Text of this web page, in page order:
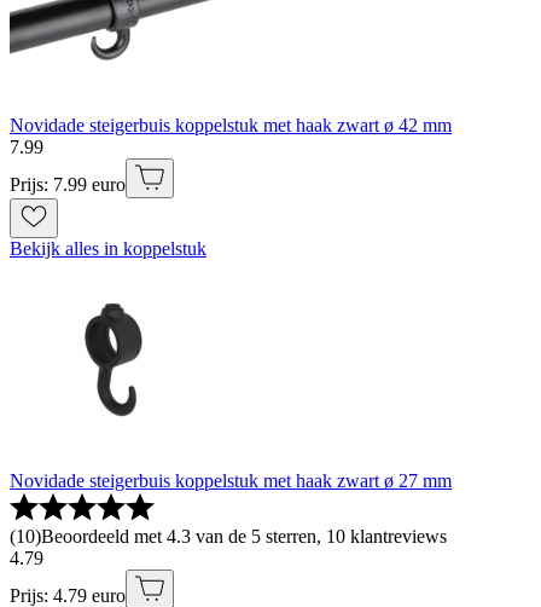
Novidade steigerbuis koppelstuk met haak zwart ø 42 mm
7.99
Prijs: 7.99 euro
Bekijk alles in koppelstuk
Novidade steigerbuis koppelstuk met haak zwart ø 27 mm
(10)Beoordeeld met 4.3 van de 5 sterren, 10 klantreviews
4.79
Prijs: 4.79 euro